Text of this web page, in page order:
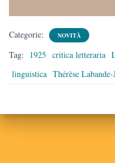
Categorie: NOVITÀ
Tag: 1925 critica letteraria
linguistica Thérèse Labande-